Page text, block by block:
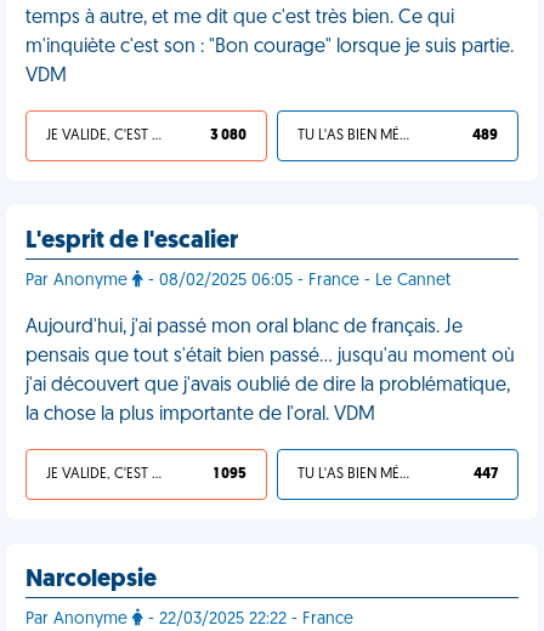
temps à autre, et me dit que c'est très bien. Ce qui
m'inquiète c'est son : "Bon courage" lorsque je suis partie.
VDM
JE VALIDE, C'EST UNE VDM 3 080 TU L'AS BIEN MÉRITÉ 489
L'esprit de l'escalier
Par Anonyme - 08/02/2025 06:05 - France - Le Cannet
Aujourd'hui, j'ai passé mon oral blanc de français. Je
pensais que tout s'était bien passé… jusqu'au moment où
j'ai découvert que j'avais oublié de dire la problématique,
la chose la plus importante de l'oral. VDM
JE VALIDE, C'EST UNE VDM 1 095 TU L'AS BIEN MÉRITÉ 447
Narcolepsie
Par Anonyme - 22/03/2025 22:22 - France